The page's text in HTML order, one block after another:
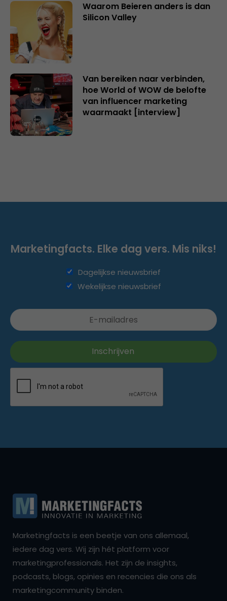
Waarom Beieren anders is dan
Silicon Valley
Van bereiken naar verbinden,
hoe World of WOW de belofte
van influencer marketing
waarmaakt [interview]
Marketingfacts. Elke dag vers. Mis niks!
Dagelijkse nieuwsbrief
Wekelijkse nieuwsbrief
Marketingfacts is een beetje van ons allemaal,
iedere dag vers. Wij zijn hét platform voor
marketingprofessionals. Het zijn de insights,
podcasts, blogs, opinies en recencies die ons als
marketingcommunity binden.